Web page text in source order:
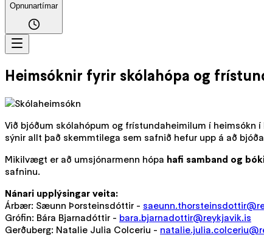
Opnunartímar
Heimsóknir fyrir skólahópa og
Við bjóðum skólahópum og frístundaheimilum í
sýnir allt það skemmtilega sem safnið hefur upp á að
Mikilvægt er að umsjónarmenn hópa hafi samband og
safninu.
Nánari upplýsingar veita:
Árbær: Sæunn Þorsteinsdóttir -
Grófin: Bára Bjarnadóttir - bara.bjarnadottir@reykjavik.is
Gerðuberg: Natalie Julia Colceriu -